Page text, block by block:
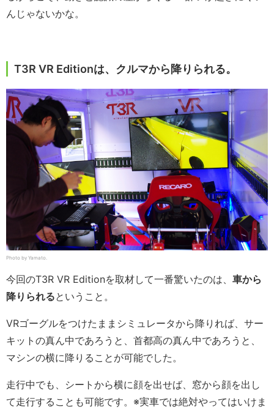
んじゃないかな。
T3R VR Editionは、クルマから降りられる。
Photo by Yamato.
今回のT3R VR Editionを取材して一番驚いたのは、 車から
降りられるということ。
VRゴーグルをつけたままシミュレータから降りれば、サー
キットの真ん中であろうと、首都高の真ん中であろうと、
マシンの横に降りることが可能でした。
走行中でも、シートから横に顔を出せば、窓から顔を出し
て走行することも可能です。※実車では絶対やってはいけま